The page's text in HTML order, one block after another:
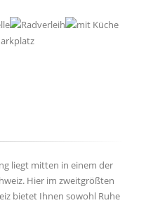
liegt mitten in einem der
Hier im zweitgrößten
bietet Ihnen sowohl Ruhe